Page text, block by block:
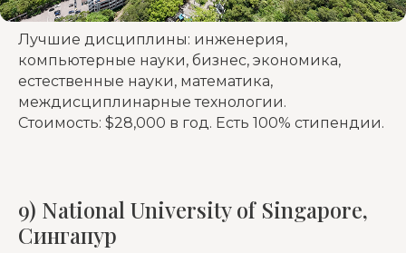
Лучшие дисциплины: инженерия,
компьютерные науки, бизнес, экономика,
естественные науки, математика,
междисциплинарные технологии.
Стоимость: $28,000 в год. Есть 100% стипендии.
9) National University of Singapore,
Сингапур